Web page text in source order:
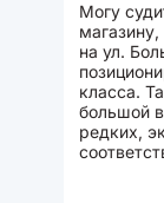
Могу
на ул.
класса.
большой
редких,